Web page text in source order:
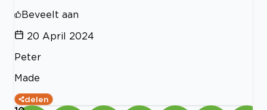
Beveelt aan
20 April 2024
Peter
Made
delen